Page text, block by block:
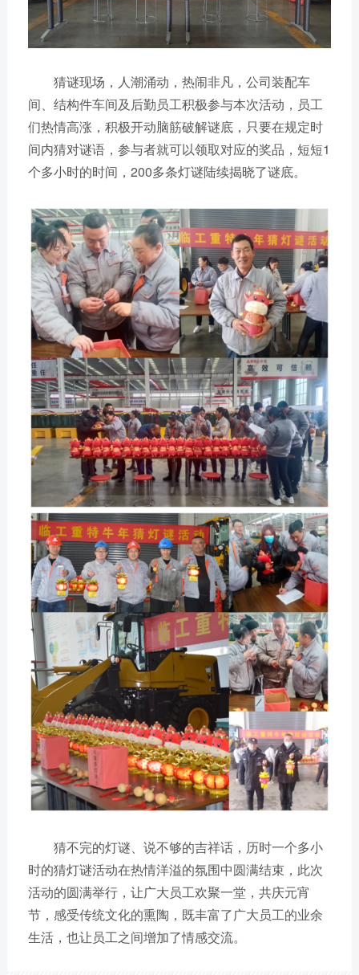
猜谜现场，人潮涌动，热闹非凡，公司装配车
间、结构件车间及后勤员工积极参与本次活动，员工
们热情高涨，积极开动脑筋破解谜底，只要在规定时
间内猜对谜语，参与者就可以领取对应的奖品，短短1
个多小时的时间，200多条灯谜陆续揭晓了谜底。
猜不完的灯谜、说不够的吉祥话，历时一个多小
时的猜灯谜活动在热情洋溢的氛围中圆满结束，此次
活动的圆满举行，让广大员工欢聚一堂，共庆元宵
节，感受传统文化的熏陶，既丰富了广大员工的业余
生活，也让员工之间增加了情感交流。